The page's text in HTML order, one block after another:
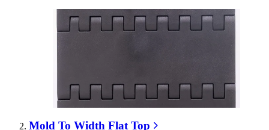
Mold To Width Flat Top